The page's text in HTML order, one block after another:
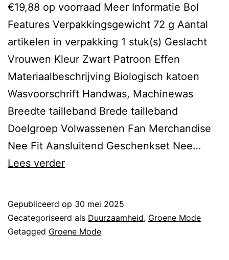
€19,88 op voorraad Meer Informatie Bol
Features Verpakkingsgewicht 72 g Aantal
artikelen in verpakking 1 stuk(s) Geslacht
Vrouwen Kleur Zwart Patroon Effen
Materiaalbeschrijving Biologisch katoen
Wasvoorschrift Handwas, Machinewas
Breedte tailleband Brede tailleband
Doelgroep Volwassenen Fan Merchandise
Nee Fit Aansluitend Geschenkset Nee…
Lees verderduurzaam
Gepubliceerd op 30 mei 2025
Gecategoriseerd als Duurzaamheid, Groene Mode
Getagged Groene Mode